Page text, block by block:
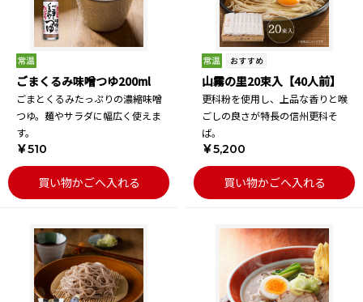
ごまくるみ味噌つゆ200ml
ごまとくるみたっぷりの濃縮味噌
つゆ。麺やサラダに幅広く使えま
す。
￥510
買い物かごへ入れる
山霧の里20束入【40人前】
更科粉を使用し、上品な香りと喉
ごしの良さが特長の信州更科そ
ば。
￥5,200
買い物かごへ入れる